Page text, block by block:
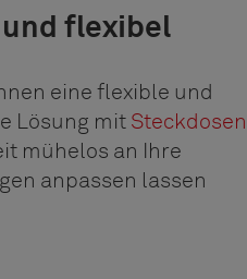
flexibel
eine flexible und
Lösung mit Steckdosen
mühelos an Ihre
anpassen lassen